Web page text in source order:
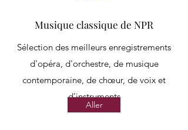
Musique classique de NPR
Sélection des meilleurs enregistrements
d'opéra, d'orchestre, de musique
contemporaine, de chœur, de voix et
d'instruments
Aller